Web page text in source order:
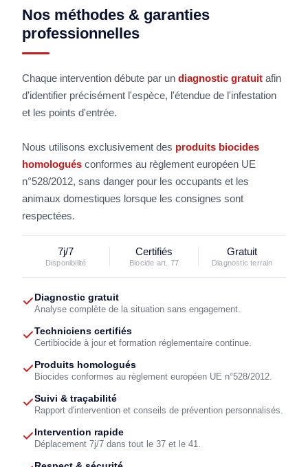
Nos méthodes & garanties
professionnelles
Chaque intervention débute par un diagnostic gratuit afin
d'identifier précisément l'espèce, l'étendue de l'infestation
et les points d'entrée.
Nous utilisons exclusivement des produits biocides
homologués conformes au règlement européen UE
n°528/2012, sans danger pour les occupants et les
animaux domestiques lorsque les consignes sont
respectées.
7j/7
Disponibilité
Certifiés
Biocide art. 77
Gratuit
Diagnostic terrain
Diagnostic gratuit
Analyse complète de la situation sans engagement.
Techniciens certifiés
Certibiocide à jour et formation réglementaire continue.
Produits homologués
Biocides conformes au règlement européen UE n°528/2012.
Suivi & traçabilité
Rapport d'intervention et conseils de prévention personnalisés.
Intervention rapide
Déplacement 7j/7 dans tout le 37 et le 41.